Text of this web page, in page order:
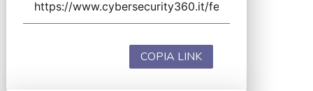
COPIA LINK